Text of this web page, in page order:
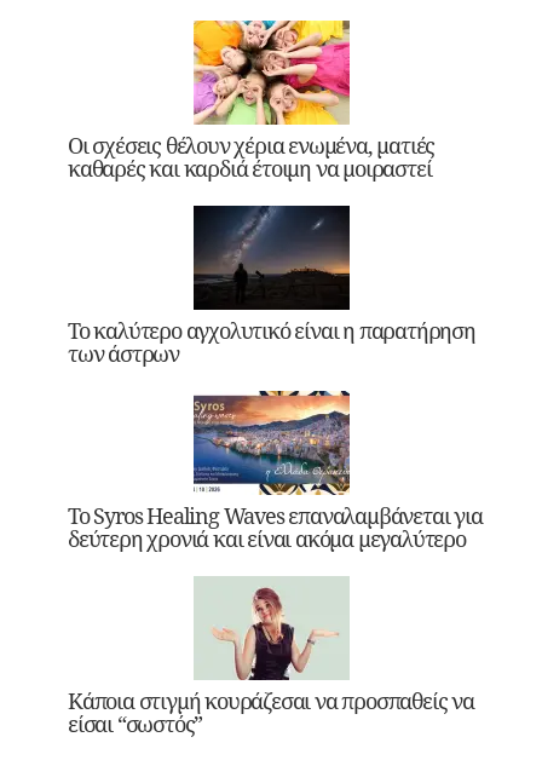
Οι σχέσεις θέλουν χέρια ενωμένα, ματιές
καθαρές και καρδιά έτοιμη να μοιραστεί
Το καλύτερο αγχολυτικό είναι η παρατήρηση
των άστρων
Το Syros Healing Waves επαναλαμβάνεται για
δεύτερη χρονιά και είναι ακόμα μεγαλύτερο
Κάποια στιγμή κουράζεσαι να προσπαθείς να
είσαι “σωστός”